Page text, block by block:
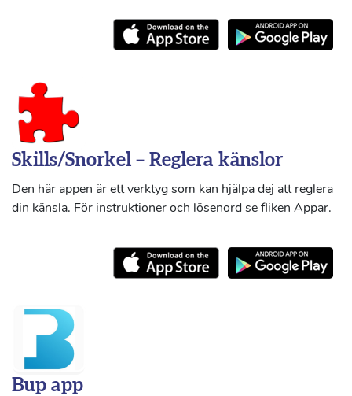
Skills/Snorkel – Reglera känslor
Den här appen är ett verktyg som kan hjälpa dej att reglera
din känsla. För instruktioner och lösenord se fliken Appar.
Bup app